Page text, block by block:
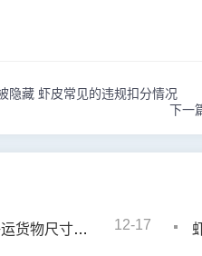
隐藏 虾皮常见的违规扣分情况
下一
尺寸要求多大 12-17